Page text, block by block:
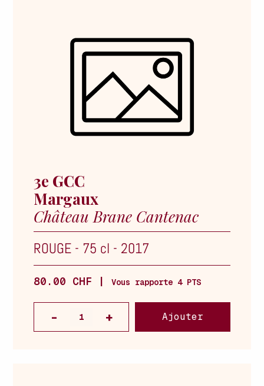
3e GCC
Margaux
Château Brane Cantenac
ROUGE - 75 cl - 2017
80.00 CHF | Vous rapporte 4 PTS
Ajouter